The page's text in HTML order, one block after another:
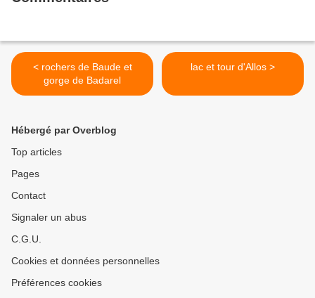
< rochers de Baude et
gorge de Badarel
lac et tour d'Allos >
Hébergé par Overblog
Top articles
Pages
Contact
Signaler un abus
C.G.U.
Cookies et données personnelles
Préférences cookies